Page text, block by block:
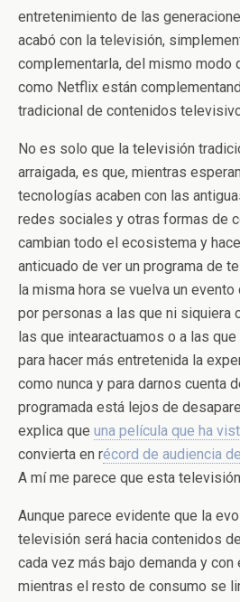
entretenimiento de las
acabó con la televisión,
complementarla, del mismo modo
como Netflix están
tradicional de contenidos
No es solo que la televisión
arraigada, es que, mientras
tecnologías acaben con las
redes sociales y otras formas de
cambian todo el ecosistema y
anticuado de ver un programa de
la misma hora se vuelva un evento
por personas a las que ni siquiera
las que intearactuamos o a las
para hacer más entretenida la
como nunca y para darnos cuenta
programada está lejos de
explica que una película que ha
convierta en récord de audiencia
A mí me parece que esta
Aunque parece evidente que la
televisión será hacia contenidos
cada vez más bajo demanda y
mientras el resto de consumo se